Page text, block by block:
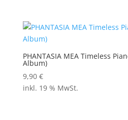
PHANTASIA MEA Timeless
Album)
9,90 €
inkl. 19 % MwSt.